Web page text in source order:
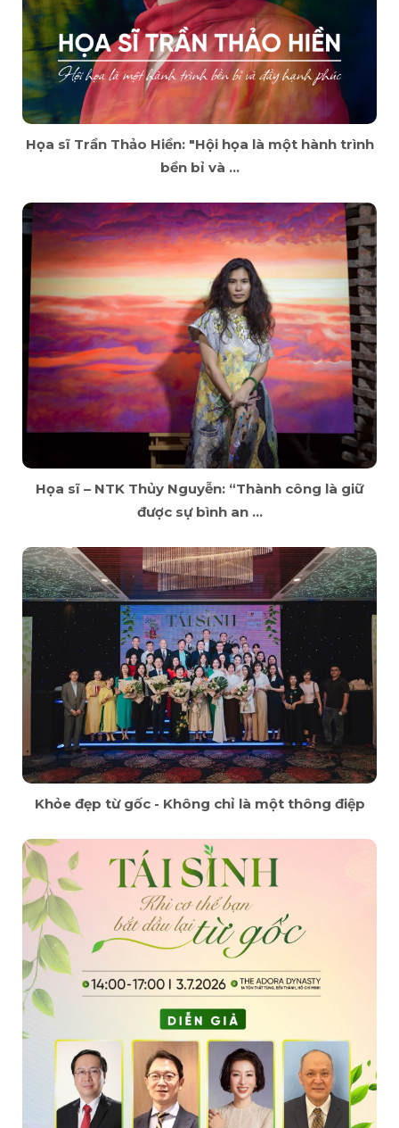
Họa sĩ Trần Thảo Hiền: "Hội họa là một hành trình
bền bỉ và ...
Họa sĩ – NTK Thủy Nguyễn: “Thành công là giữ
được sự bình an ...
Khỏe đẹp từ gốc - Không chỉ là một thông điệp